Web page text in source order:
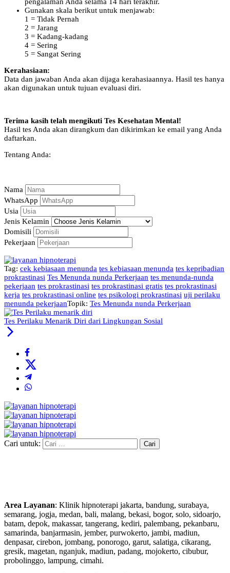
pengalaman Anda selama 14 hari terakhir.
Gunakan skala berikut untuk menjawab:
1 = Tidak Pernah
2 = Jarang
3 = Kadang-kadang
4 = Sering
5 = Sangat Sering
Kerahasiaan:
Data dan jawaban Anda akan dijaga kerahasiaannya. Hasil tes hanya
akan digunakan untuk tujuan evaluasi diri.
Terima kasih telah mengikuti Tes Kesehatan Mental!
Hasil tes Anda akan dirangkum dan dikirimkan ke email yang Anda
daftarkan.
Tentang Anda:
Nama
WhatsApp
Usia
Jenis Kelamin
Domisili
Pekerjaan
Tag: cek kebiasaan menunda tes kebiasaan menunda tes kepribadian
prokrastinasi Tes Menunda nunda Perkerjaan tes menunda-nunda
pekerjaan tes prokrastinasi tes prokrastinasi gratis tes prokrastinasi
kerja tes prokrastinasi online tes psikologi prokrastinasi uji perilaku
menunda pekerjaanTopik: Tes Menunda nunda Perkerjaan
Tes Perilaku Menarik Diri dari Lingkungan Sosial
Cari untuk:
Area Layanan: Klinik hipnoterapi jakarta, bandung, surabaya,
semarang, jogja, medan, bali, malang, bekasi, bogor, solo, sidoarjo,
batam, depok, makassar, tangerang, kediri, palembang, pekanbaru,
samarinda, banjarmasin, jember, purwokerto, jambi, madiun,
denpasar, cirebon, jombang, ponorogo, garut, salatiga, cikarang,
gresik, magetan, nganjuk, madiun, padang, mojokerto, cibubur,
probolinggo, lampung, cimahi.